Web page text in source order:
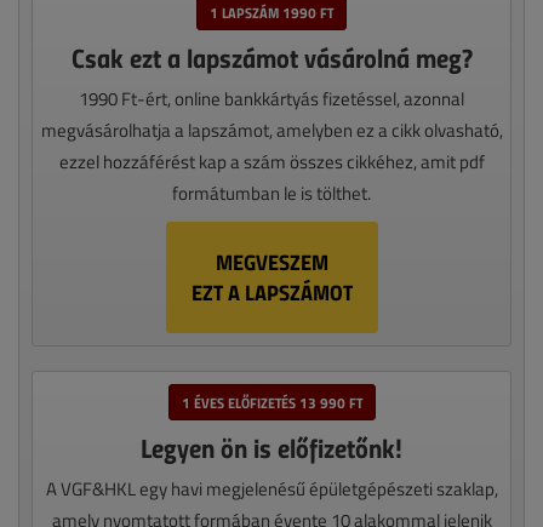
1 LAPSZÁM 1990 FT
Csak ezt a lapszámot vásárolná meg?
1990 Ft-ért, online bankkártyás fizetéssel, azonnal
megvásárolhatja a lapszámot, amelyben ez a cikk olvasható,
ezzel hozzáférést kap a szám összes cikkéhez, amit pdf
formátumban le is tölthet.
MEGVESZEM
EZT A LAPSZÁMOT
1 ÉVES ELŐFIZETÉS 13 990 FT
Legyen ön is előfizetőnk!
A VGF&HKL egy havi megjelenésű épületgépészeti szaklap,
amely nyomtatott formában évente 10 alakommal jelenik